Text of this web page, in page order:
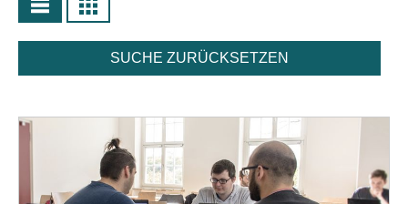
SUCHE ZURÜCKSETZEN